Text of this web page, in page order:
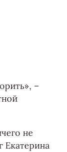
–
не
Екатерина